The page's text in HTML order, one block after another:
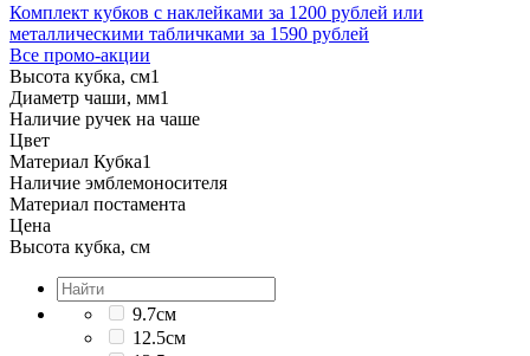
Комплект кубков с наклейками за 1200 рублей или
металлическими табличками за 1590 рублей
Все промо-акции
Высота кубка, см1
Диаметр чаши, мм1
Наличие ручек на чаше
Цвет
Материал Кубка1
Наличие эмблемоносителя
Материал постамента
Цена
Высота кубка, см
9.7см
12.5см